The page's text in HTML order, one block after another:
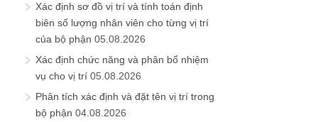
Xác định sơ đồ vị trí và tính toán định
biên số lượng nhân viên cho từng vị trí
của bộ phận 05.08.2026
Xác định chức năng và phân bổ nhiệm
vụ cho vị trí 05.08.2026
Phân tích xác định và đặt tên vị trí trong
bộ phận 04.08.2026